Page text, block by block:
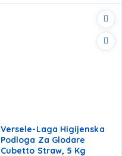
Versele-Laga Higijenska
Podloga Za Glodare
Cubetto Straw, 5 Kg